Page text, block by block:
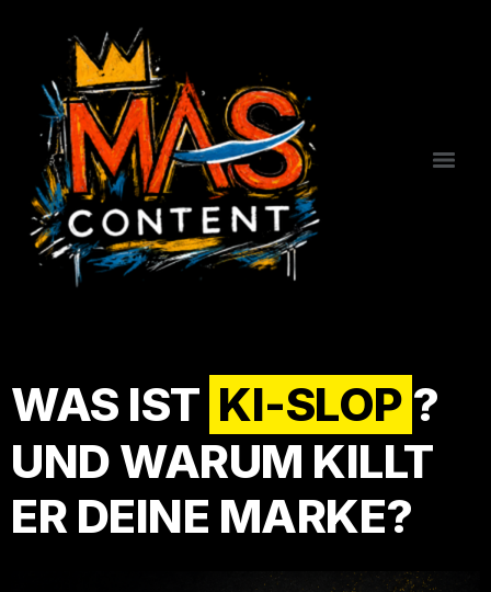
WAS IST KI-SLOP ?
UND WARUM KILLT
ER DEINE MARKE?